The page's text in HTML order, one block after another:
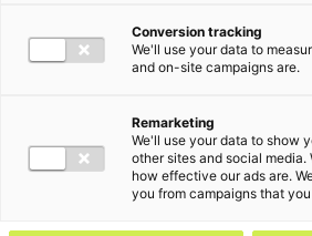
Conversion tracking
We'll use your data to
and on-site campaigns are.
Remarketing
We'll use your data to show
other sites and social media.
how effective our ads are.
you from campaigns that